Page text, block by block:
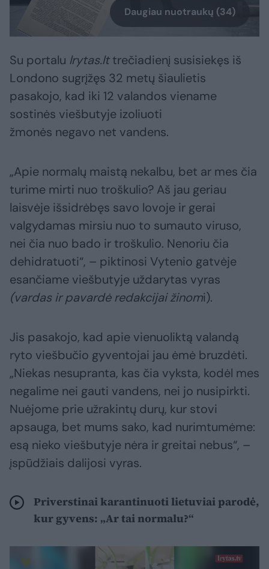
Daugiau nuotraukų (34)
Su portalu lrytas.lttrečiadienį susisiekęs iš
Londono sugrįžęs 32 metų šiaulietis
pasakojo, kad iki 12 valandos viename
sostinės viešbutyje izoliuoti
žmonės negavo net vandens.
„Apie normalų maistą nekalbu, bet ar mes čia
turime mirti nuo troškulio? Aš jau geriau
laisvėje išsidrėbęs savo lovoje ir gerai
valgydamas mirsiu nuo to sumauto viruso,
nei čia nuo bado ir troškulio. Nenoriu čia
dehidratuoti“, – piktinosi Vytenio gatvėje
esančiame viešbutyje uždarytas vyras
(vardas ir pavardė redakcijai žinomi).
Jis pasakojo, kad apie vienuoliktą valandą
ryto viešbučio gyventojai jau ėmė bruzdėti.
„Niekas nesupranta, kas čia vyksta, kodėl mes
negalime nei gauti vandens, nei jo nusipirkti.
Nuėjome prie užrakintų durų, kur stovi
apsauga, bet mums sako, kad nurimtumėme:
esą nieko viešbutyje nėra ir greitai nebus“, –
įspūdžiais dalijosi vyras.
Priverstinai karantinuoti lietuviai parodė,
kur gyvens: „Ar tai normalu?“